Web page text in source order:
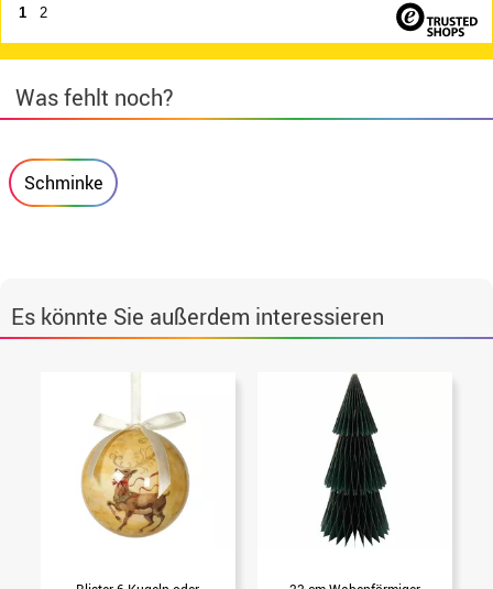
1 2
Was fehlt noch?
Schminke
Es könnte Sie außerdem interessieren